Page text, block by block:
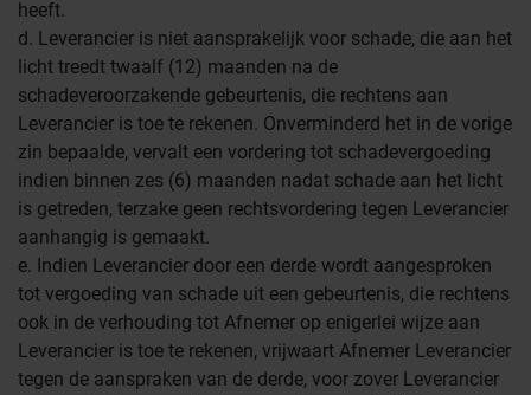
heeft.
d. Leverancier is niet aansprakelijk voor schade, die aan het
licht treedt twaalf (12) maanden na de
schadeveroorzakende gebeurtenis, die rechtens aan
Leverancier is toe te rekenen. Onverminderd het in de vorige
zin bepaalde, vervalt een vordering tot schadevergoeding
indien binnen zes (6) maanden nadat schade aan het licht
is getreden, terzake geen rechtsvordering tegen Leverancier
aanhangig is gemaakt.
e. Indien Leverancier door een derde wordt aangesproken
tot vergoeding van schade uit een gebeurtenis, die rechtens
ook in de verhouding tot Afnemer op enigerlei wijze aan
Leverancier is toe te rekenen, vrijwaart Afnemer Leverancier
tegen de aanspraken van de derde, voor zover Leverancier